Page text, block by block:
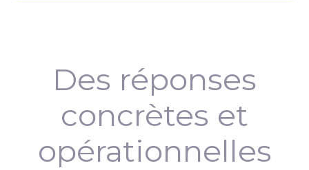
Des réponses
concrètes et
opérationnelles